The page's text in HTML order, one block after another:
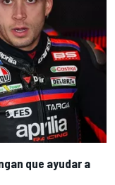
que ayudar a